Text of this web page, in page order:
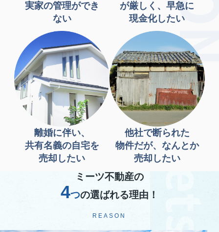
実家の管理ができ
ない
が厳しく、早急に
現金化したい
離婚に伴い、
共有名義の自宅を
売却したい
他社で断られた
物件だが、なんとか
売却したい
ミーツ不動産の
4つの選ばれる理由！
REASON